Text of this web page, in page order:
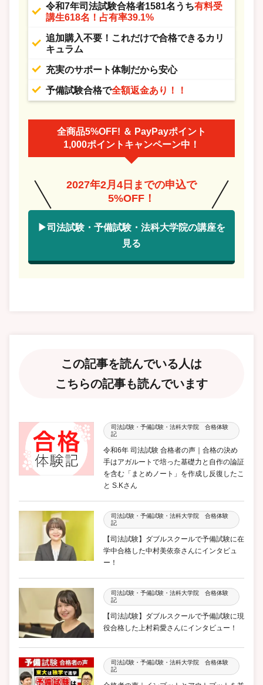
令和7年司法試験合格者1581名うち有料受
講生618名！占有率39.1%
追加購入不要！これだけで合格できるカリ
キュラム
充実のサポート体制だから安心
予備試験合格で全額返金あり！！
全商品5%OFF! ＆ PayPayポイント
1,000ポイントキャンペーン中！
2027年2月4日までの申込で
5%OFF！
▶司法試験・予備試験・法科大学院の講座を
見る
この記事を読んでいる人は
こちらの記事も読んでいます
司法試験・予備試験・法科大学院 合格体験
記
令和6年 司法試験 合格者の声｜合格の決め
手はアガルートで培った基礎力と自作の論証
を含む「まとめノート」を作成し反復したこ
と S.Kさん
司法試験・予備試験・法科大学院 合格体験
記
【司法試験】ダブルスクールで予備試験に在
学中合格した中村美依奈さんにインタビュ
ー！
司法試験・予備試験・法科大学院 合格体験
記
【司法試験】ダブルスクールで予備試験に現
役合格した上村莉愛さんにインタビュー！
司法試験・予備試験・法科大学院 合格体験
記